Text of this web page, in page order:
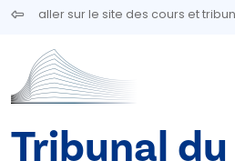
aller sur le site des cours et
Tribunal